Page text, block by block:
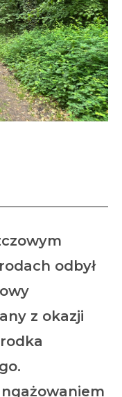
odbył
z okazji